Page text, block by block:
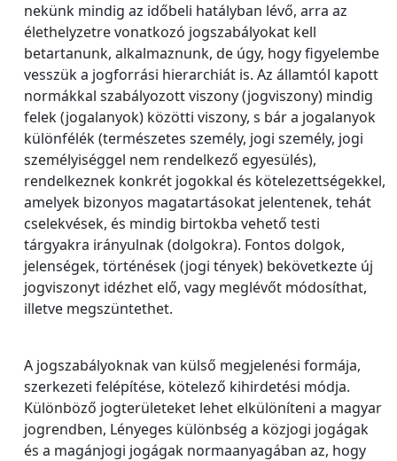
nekünk mindig az időbeli hatályban lévő, arra az
élethelyzetre vonatkozó jogszabályokat kell
betartanunk, alkalmaznunk, de úgy, hogy figyelembe
vesszük a jogforrási hierarchiát is. Az államtól kapott
normákkal szabályozott viszony (jogviszony) mindig
felek (jogalanyok) közötti viszony, s bár a jogalanyok
különfélék (természetes személy, jogi személy, jogi
személyiséggel nem rendelkező egyesülés),
rendelkeznek konkrét jogokkal és kötelezettségekkel,
amelyek bizonyos magatartásokat jelentenek, tehát
cselekvések, és mindig birtokba vehető testi
tárgyakra irányulnak (dolgokra). Fontos dolgok,
jelenségek, történések (jogi tények) bekövetkezte új
jogviszonyt idézhet elő, vagy meglévőt módosíthat,
illetve megszüntethet.
A jogszabályoknak van külső megjelenési formája,
szerkezeti felépítése, kötelező kihirdetési módja.
Különböző jogterületeket lehet elkülöníteni a magyar
jogrendben, Lényeges különbség a közjogi jogágak
és a magánjogi jogágak normaanyagában az, hogy